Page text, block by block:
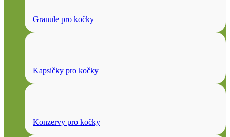
Granule pro kočky
Kapsičky pro kočky
Konzervy pro kočky